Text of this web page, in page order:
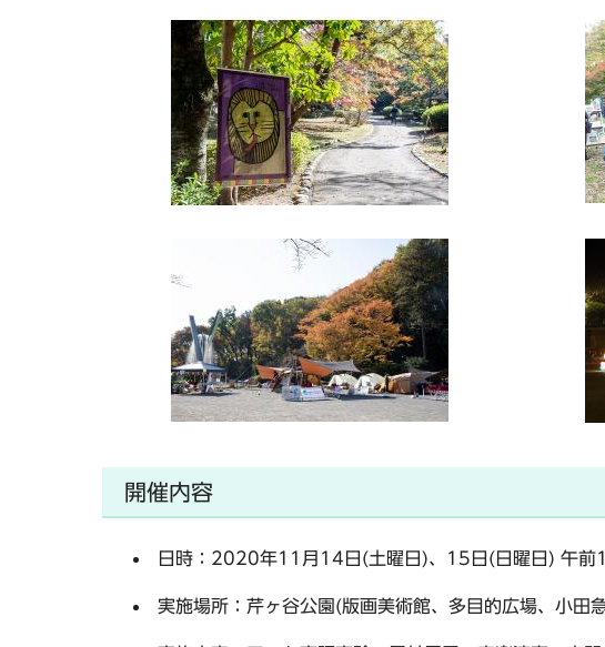
開催内容
日時：2020年11月14日(土曜日)、15日(日曜日) 午前
実施場所：芹ヶ谷公園(版画美術館、多目的広場、小田